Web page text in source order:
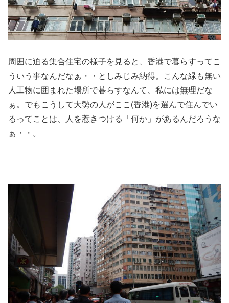
周囲に迫る集合住宅の様子を見ると、香港で暮らすってこ
ういう事なんだなぁ・・としみじみ納得。こんな緑も無い
人工物に囲まれた場所で暮らすなんて、私には無理だな
ぁ。でもこうして大勢の人がここ(香港)を選んで住んでい
るってことは、人を惹きつける「何か」があるんだろうな
ぁ・・。